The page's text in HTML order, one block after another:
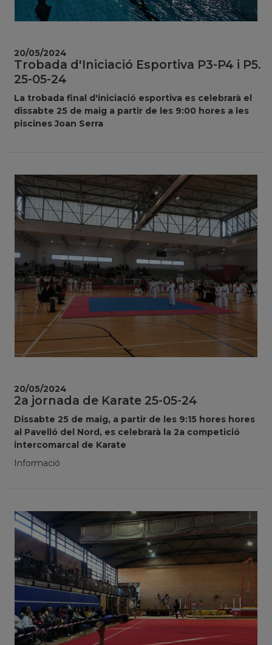
Trobada d'Iniciació Esportiva P3-P4 i P5.
25-05-24
La trobada final d'iniciació esportiva es celebrarà el
dissabte 25 de maig a partir de les 9:00 hores a les
piscines Joan Serra
20/05/2024
2a jornada de Karate 25-05-24
Dissabte 25 de maig, a partir de les 9:15 hores hores
al Pavelló del Nord, es celebrarà la 2a competició
intercomarcal de Karate
Informació
20/05/2024